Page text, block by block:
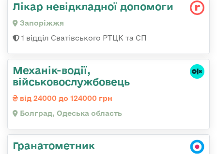
Лікар невідкладної допомоги
Запоріжжя
1 відділ Сватівського РТЦК та СП
Механік-водії,
військовослужбовець
від 24000 до 124000 грн
Болград, Одеська область
Гранатометник